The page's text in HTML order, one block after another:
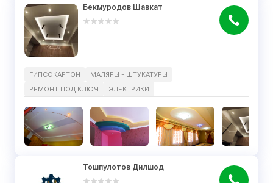
Бекмуродов Шавкат
ГИПСОКАРТОН
МАЛЯРЫ - ШТУКАТУРЫ
РЕМОНТ ПОД КЛЮЧ
ЭЛЕКТРИКИ
Тошпулотов Дилшод